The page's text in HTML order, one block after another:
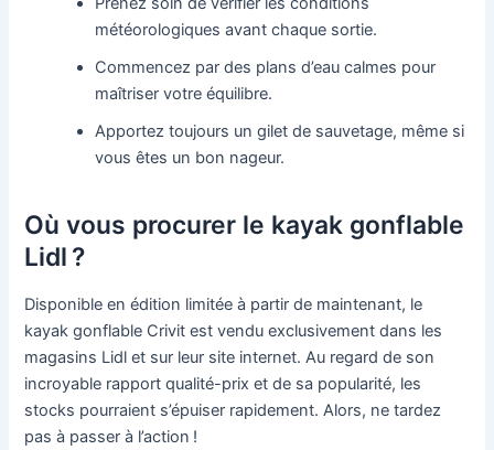
météorologiques avant chaque sortie.
Commencez par des plans d’eau calmes pour
maîtriser votre équilibre.
Apportez toujours un gilet de sauvetage, même si
vous êtes un bon nageur.
Où vous procurer le kayak gonflable
Lidl ?
Disponible en édition limitée à partir de maintenant, le
kayak gonflable Crivit est vendu exclusivement dans les
magasins Lidl et sur leur site internet. Au regard de son
incroyable rapport qualité-prix et de sa popularité, les
stocks pourraient s’épuiser rapidement. Alors, ne tardez
pas à passer à l’action !